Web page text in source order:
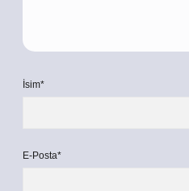
İsim*
E-Posta*